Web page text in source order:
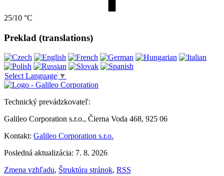
25/10 °C
Preklad (translations)
Select Language ▼
Technický prevádzkovateľ:
Galileo Corporation s.r.o., Čierna Voda 468, 925 06
Kontakt: Galileo Corporation s.r.o.
Posledná aktualizácia: 7. 8. 2026
Zmena vzhľadu, Štruktúra stránok, RSS